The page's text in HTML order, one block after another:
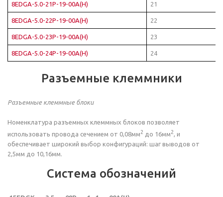
8EDGA-5.0-21P-19-00A(H) 21
8EDGA-5.0-22P-19-00A(H) 22
8EDGA-5.0-23P-19-00A(H) 23
8EDGA-5.0-24P-19-00A(H) 24
Разъемные клеммники
Разъемные клеммные блоки
Номенклатура разъемных клеммных блоков позволяет
использовать провода сечением от 0,08мм2 до 16мм2, и
обеспечивает широкий выбор конфигураций: шаг выводов от
2,5мм до 10,16мм.
Система обозначений